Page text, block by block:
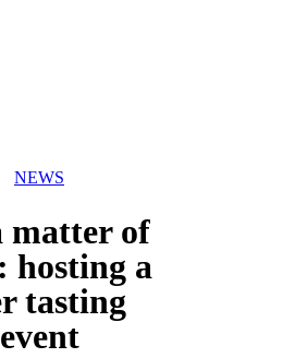
NEWS
matter of
hosting a
tasting
event